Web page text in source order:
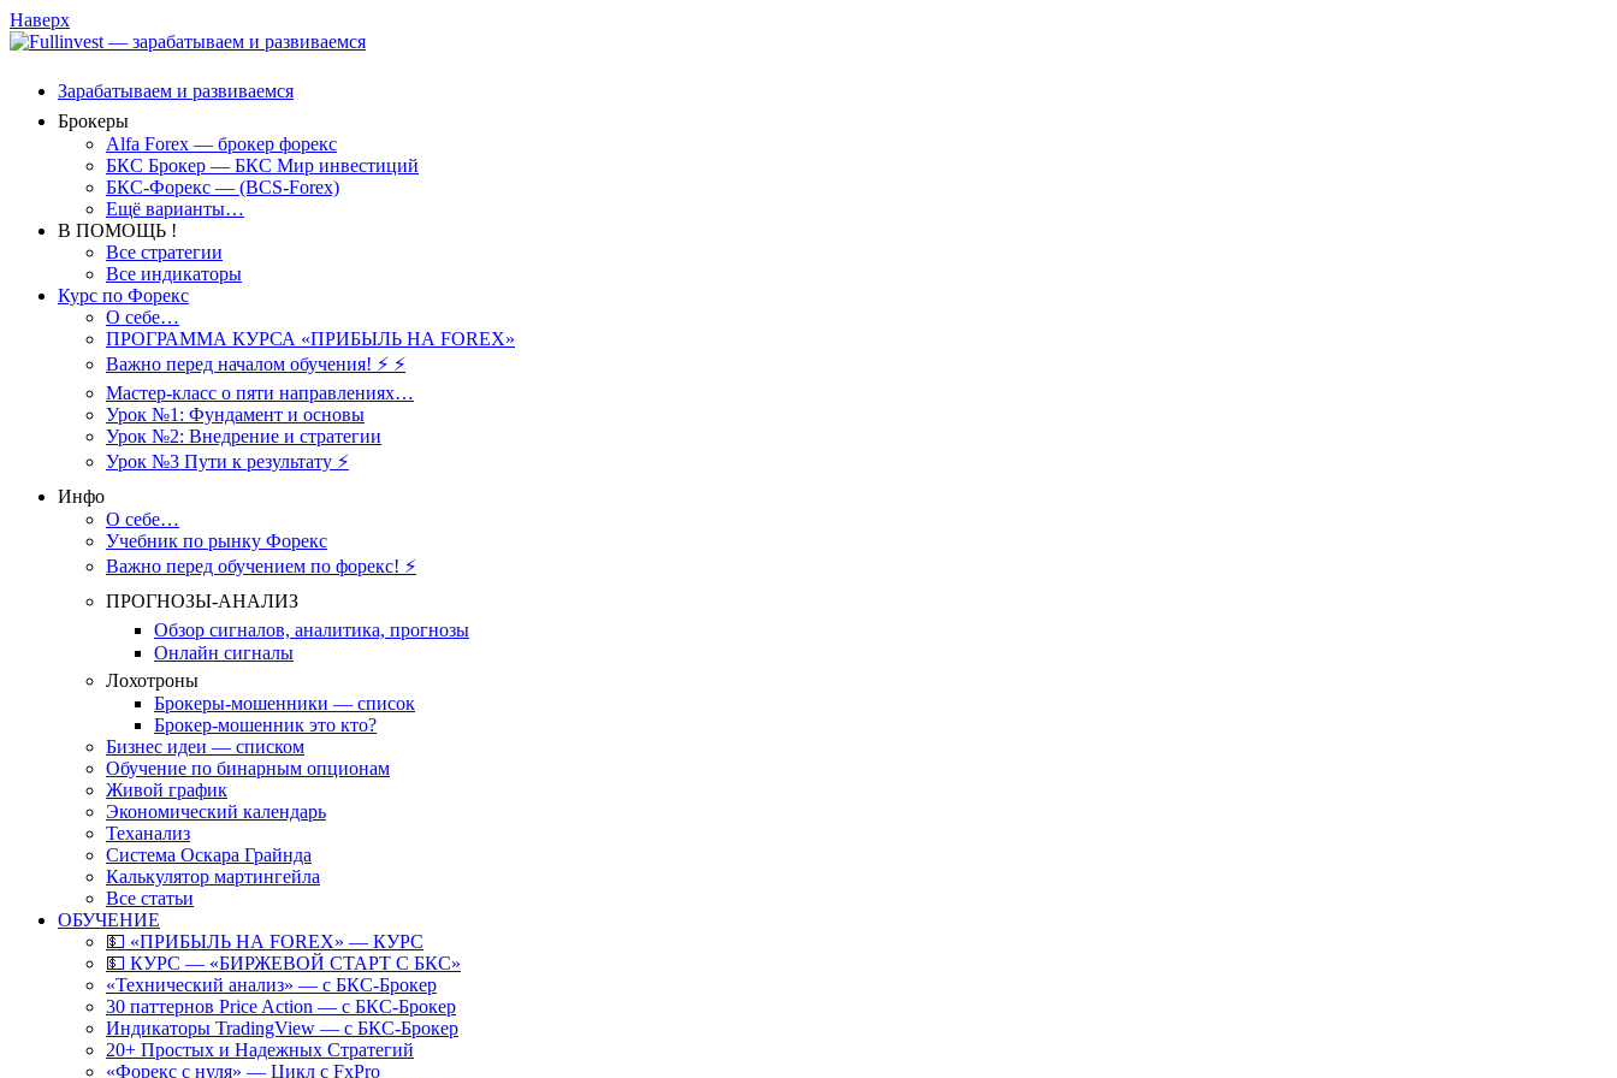
Наверх
Зарабатываем и развиваемся
Брокеры
Alfa Forex — брокер форекс
БКС Брокер — БКС Мир инвестиций
БКС-Форекс — (BCS-Forex)
Ещё варианты…
В ПОМОЩЬ !
Все стратегии
Все индикаторы
Курс по Форекс
О себе…
ПРОГРАММА КУРСА «ПРИБЫЛЬ НА FOREX»
Важно перед началом обучения! ⚡ ⚡
Мастер-класс о пяти направлениях…
Урок №1: Фундамент и основы
Урок №2: Внедрение и стратегии
Урок №3 Пути к результату ⚡️
Инфо
О себе…
Учебник по рынку Форекс
Важно перед обучением по форекс! ⚡
ПРОГНОЗЫ-АНАЛИЗ
Обзор сигналов, аналитика, прогнозы
Онлайн сигналы
Лохотроны
Брокеры-мошенники — список
Брокер-мошенник это кто?
Бизнес идеи — списком
Обучение по бинарным опционам
Живой график
Экономический календарь
Теханализ
Система Оскара Грайнда
Калькулятор мартингейла
Все статьи
ОБУЧЕНИЕ
💵 «ПРИБЫЛЬ НА FOREX» — КУРС
💵 КУРС — «БИРЖЕВОЙ СТАРТ С БКС»
«Технический анализ» — с БКС-Брокер
30 паттернов Price Action — с БКС-Брокер
Индикаторы TradingView — с БКС-Брокер
20+ Простых и Надежных Стратегий
«Форекс с нуля» — Цикл с FxPro